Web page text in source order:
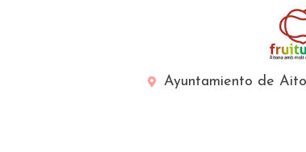
Ayuntamiento de